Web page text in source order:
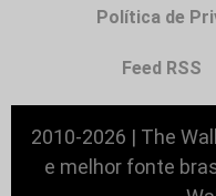
Política de
Feed RSS
2010-2026 | The
e melhor fonte